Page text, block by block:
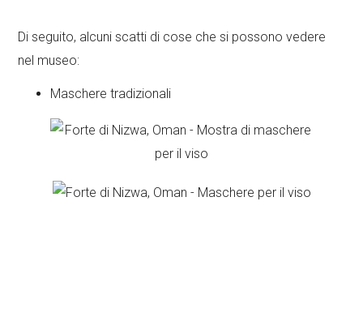
Di seguito, alcuni scatti di cose che si possono vedere
nel museo:
Maschere tradizionali